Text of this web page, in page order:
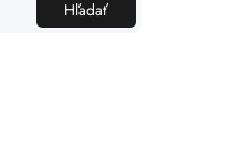
+420 777 319 477
Hľadať